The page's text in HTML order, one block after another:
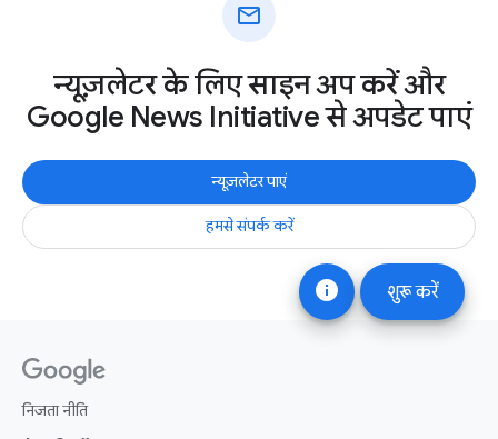
info शुरू करें
mail
न्यूज़लेटर के लिए साइन अप करें और
Google News Initiative से अपडेट पाएं
न्यूज़लेटर पाएं
हमसे संपर्क करें
निजता नीति